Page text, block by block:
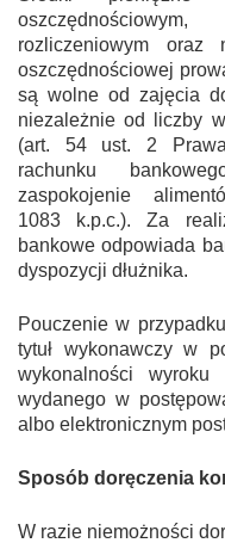
rozliczeniowym oraz
oszczędnościowej
są wolne od zajęcia
niezależnie od liczby
(art. 54 ust. 2 Prawa
rachunku
zaspokojenie
1083 k.p.c.). Za
bankowe odpowiada
dyspozycji dłużnika.
Pouczenie w
tytuł wykonawczy w
wykonalności
wydanego w
albo elektronicznym
Sposób doręczenia
W razie niemożności